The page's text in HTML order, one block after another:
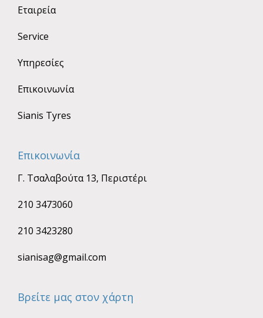
Εταιρεία
Service
Υπηρεσίες
Επικοινωνία
Sianis Tyres
Επικοινωνία
Γ. Τσαλαβούτα 13, Περιστέρι
210 3473060
210 3423280
sianisag@gmail.com
Βρείτε μας στον χάρτη